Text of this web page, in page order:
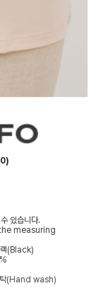
있습니다.
measuring
(Black)
(Hand wash)